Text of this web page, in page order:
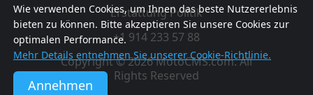
Wie verwenden Cookies, um Ihnen das beste Nutzererlebnis
bieten zu können. Bitte akzeptieren Sie unsere Cookies zur
optimalen Performance.
Mehr Details entnehmen Sie unserer Cookie-Richtlinie.
Annehmen
Erstattung Politik
+1 914 233 57 88
Copyright © 2026 MotoCMS.com. All
Rights Reserved